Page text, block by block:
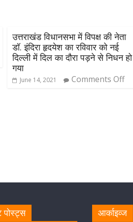
उत्तराखंड विधानसभा में विपक्ष की नेता
डॉ. इंदिरा हृदयेश का रविवार को नई
दिल्ली में दिल का दौरा पड़ने से निधन हो
गया
June 14, 2021 Comments Off
पोस्ट्स आर्काइव्ज